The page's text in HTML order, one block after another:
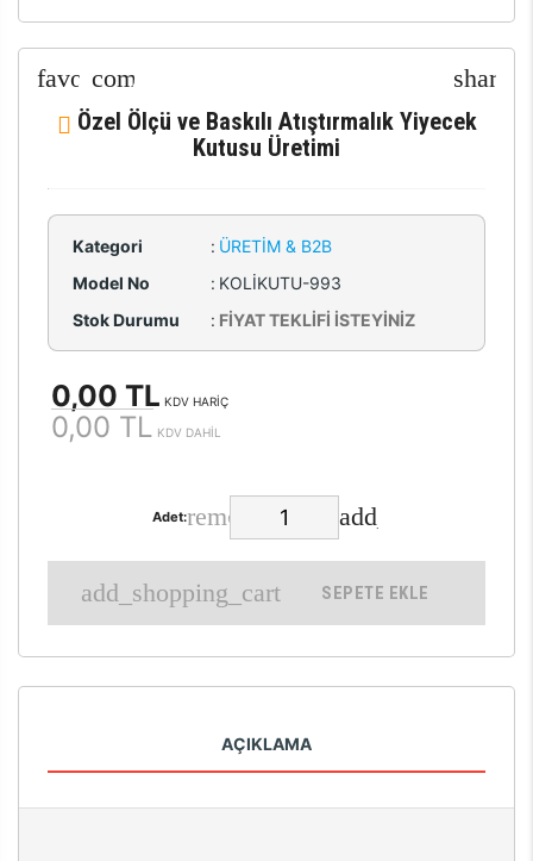
Özel Ölçü ve Baskılı Atıştırmalık Yiyecek
Kutusu Üretimi
Kategori : ÜRETIM & B2B
Model No
: KOLİKUTU-993
Stok Durumu
: FİYAT TEKLİFİ İSTEYİNİZ
0,00 TL KDV HARİÇ
0,00 TL KDV DAHİL
Adet:
SEPETE EKLE
AÇIKLAMA